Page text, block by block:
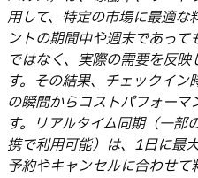
用して、特定の市場に最適な
ントの期間中や週末であっ
ではなく、実際の需要を反
す。その結果、チェックイ
の瞬間からコストパフォー
す。リアルタイム同期（一部
携で利用可能）は、1日に最
予約やキャンセルに合わせて